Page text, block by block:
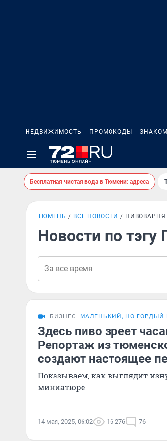
НЕДВИЖИМОСТЬ ПРОМОКОДЫ
Бесплатная чистая вода в Тюмени: адреса
ТЮМЕНЬ ВСЕ НОВОСТИ ПИВОВАРНЯ
Новости по тэгу
БИЗНЕС МАЛЕНЬКИЙ, НО ГОРДЫЙ
Здесь пиво зреет
Репортаж из
создают настоящее
Показываем, как выглядит
миниатюре
14 мая, 2025, 06:02 16 276 76